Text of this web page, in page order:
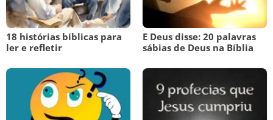
18 histórias bíblicas para
ler e refletir
E Deus disse: 20 palavras
sábias de Deus na Bíblia